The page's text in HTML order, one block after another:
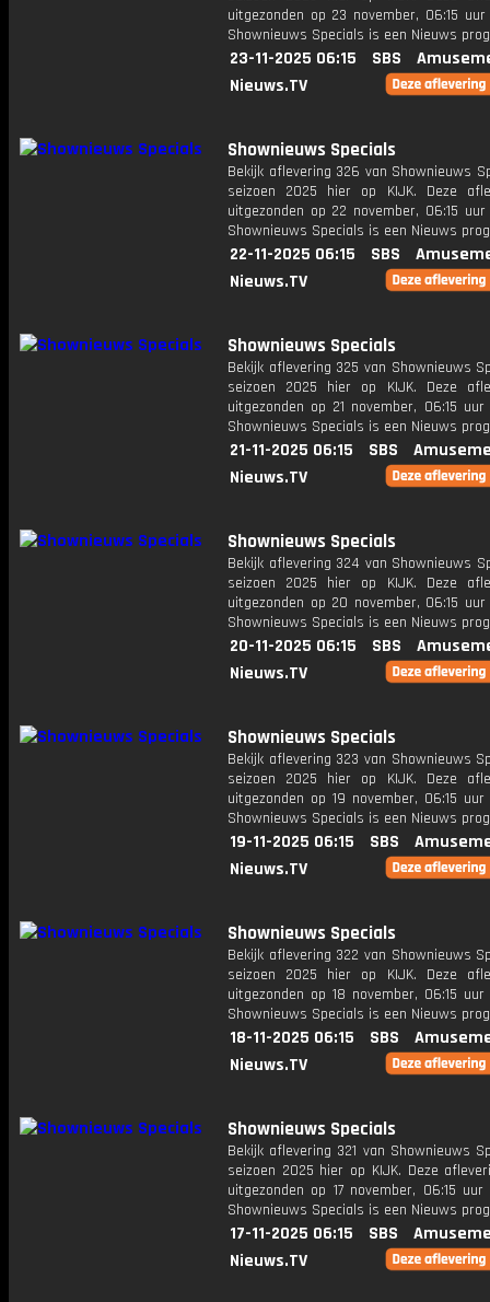
uitgezonden op 23 november, 06:15
Shownieuws Specials is een Nieuws
23-11-2025 06:15 SBS
Nieuws.TV
Shownieuws Specials
Bekijk aflevering 326 van Shownieuws
seizoen 2025 hier op KIJK. Deze
uitgezonden op 22 november, 06:15
Shownieuws Specials is een Nieuws
22-11-2025 06:15 SBS
Nieuws.TV
Shownieuws Specials
Bekijk aflevering 325 van Shownieuws
seizoen 2025 hier op KIJK. Deze
uitgezonden op 21 november, 06:15
Shownieuws Specials is een Nieuws
21-11-2025 06:15 SBS
Nieuws.TV
Shownieuws Specials
Bekijk aflevering 324 van Shownieuws
seizoen 2025 hier op KIJK. Deze
uitgezonden op 20 november, 06:15
Shownieuws Specials is een Nieuws
20-11-2025 06:15 SBS
Nieuws.TV
Shownieuws Specials
Bekijk aflevering 323 van Shownieuws
seizoen 2025 hier op KIJK. Deze
uitgezonden op 19 november, 06:15
Shownieuws Specials is een Nieuws
19-11-2025 06:15 SBS
Nieuws.TV
Shownieuws Specials
Bekijk aflevering 322 van Shownieuws
seizoen 2025 hier op KIJK. Deze
uitgezonden op 18 november, 06:15
Shownieuws Specials is een Nieuws
18-11-2025 06:15 SBS
Nieuws.TV
Shownieuws Specials
Bekijk aflevering 321 van Shownieuws
seizoen 2025 hier op KIJK. Deze
uitgezonden op 17 november, 06:15
Shownieuws Specials is een Nieuws
17-11-2025 06:15 SBS
Nieuws.TV